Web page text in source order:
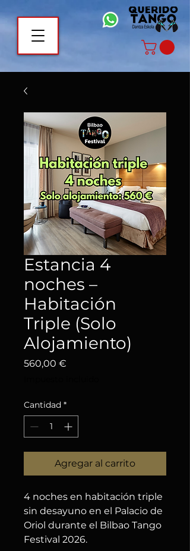
Estancia 4
noches –
Habitación
Triple (Solo
Alojamiento)
560,00 €
Cantidad *
Agregar al carrito
4 noches en habitación triple
sin desayuno en el Palacio de
Oriol durante el Bilbao Tango
Festival 2026.